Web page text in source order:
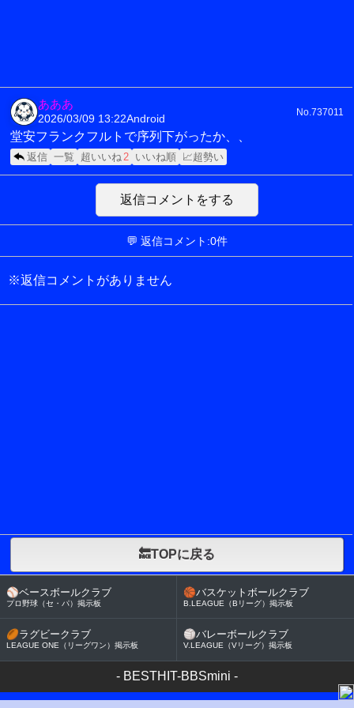
あああ
2026/03/09 13:22Android
No.737011
堂安フランクフルトで序列下がったか、、
返信 一覧 超いいね2 いいね順 📈超勢い
返信コメントをする
💬 返信コメント:0件
※返信コメントがありません
🔙TOPに戻る
⚾ベースボールクラブ
プロ野球（セ・パ）掲示板
🏀バスケットボールクラブ
B.LEAGUE（Bリーグ）掲示板
🏉ラグビークラブ
LEAGUE ONE（リーグワン）掲示板
🏐バレーボールクラブ
V.LEAGUE（Vリーグ）掲示板
- BESTHIT-BBSmini -